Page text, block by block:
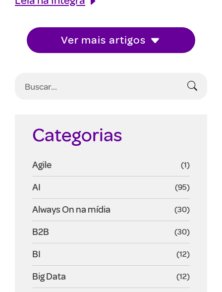
Ver mais artigos
Categorias
Agile (1)
AI (95)
Always On na mídia (30)
B2B (30)
BI (12)
Big Data (12)